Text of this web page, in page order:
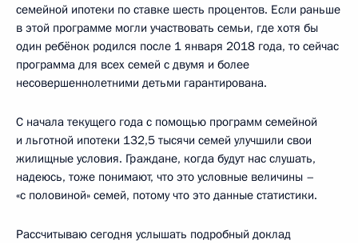
семейной ипотеки по ставке шесть процентов. Если раньше
в этой программе могли участвовать семьи, где хотя бы
один ребёнок родился после 1 января 2018 года, то сейчас
программа для всех семей с двумя и более
несовершеннолетними детьми гарантирована.
С начала текущего года с помощью программ семейной
и льготной ипотеки 132,5 тысячи семей улучшили свои
жилищные условия. Граждане, когда будут нас слушать,
надеюсь, тоже понимают, что это условные величины –
«с половиной» семей, потому что это данные статистики.
Рассчитываю сегодня услышать подробный доклад